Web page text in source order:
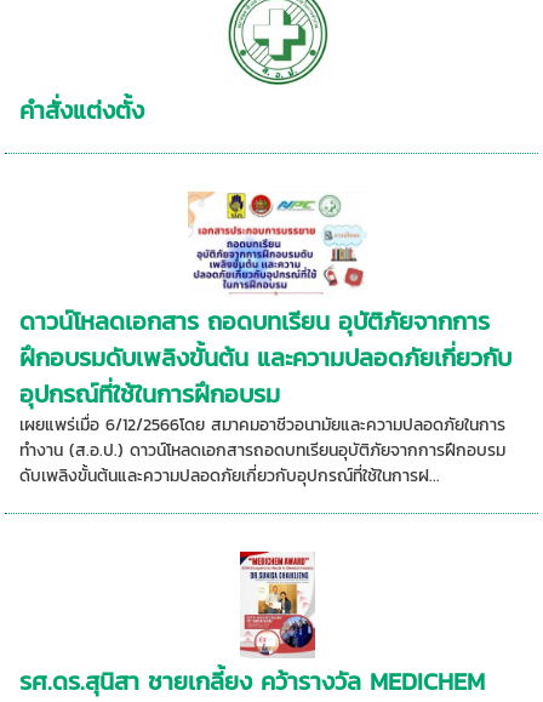
คำสั่งแต่งตั้ง
ดาวน์โหลดเอกสาร ถอดบทเรียน อุบัติภัยจากการ
ฝึกอบรมดับเพลิงขั้นต้น และความปลอดภัยเกี่ยวกับ
อุปกรณ์ที่ใช้ในการฝึกอบรม
เผยแพร่เมื่อ 6/12/2566โดย สมาคมอาชีวอนามัยและความปลอดภัยในการ
ทำงาน (ส.อ.ป.) ดาวน์โหลดเอกสารถอดบทเรียนอุบัติภัยจากการฝึกอบรม
ดับเพลิงขั้นต้นและความปลอดภัยเกี่ยวกับอุปกรณ์ที่ใช้ในการฝ...
รศ.ดร.สุนิสา ชายเกลี้ยง คว้ารางวัล MEDICHEM